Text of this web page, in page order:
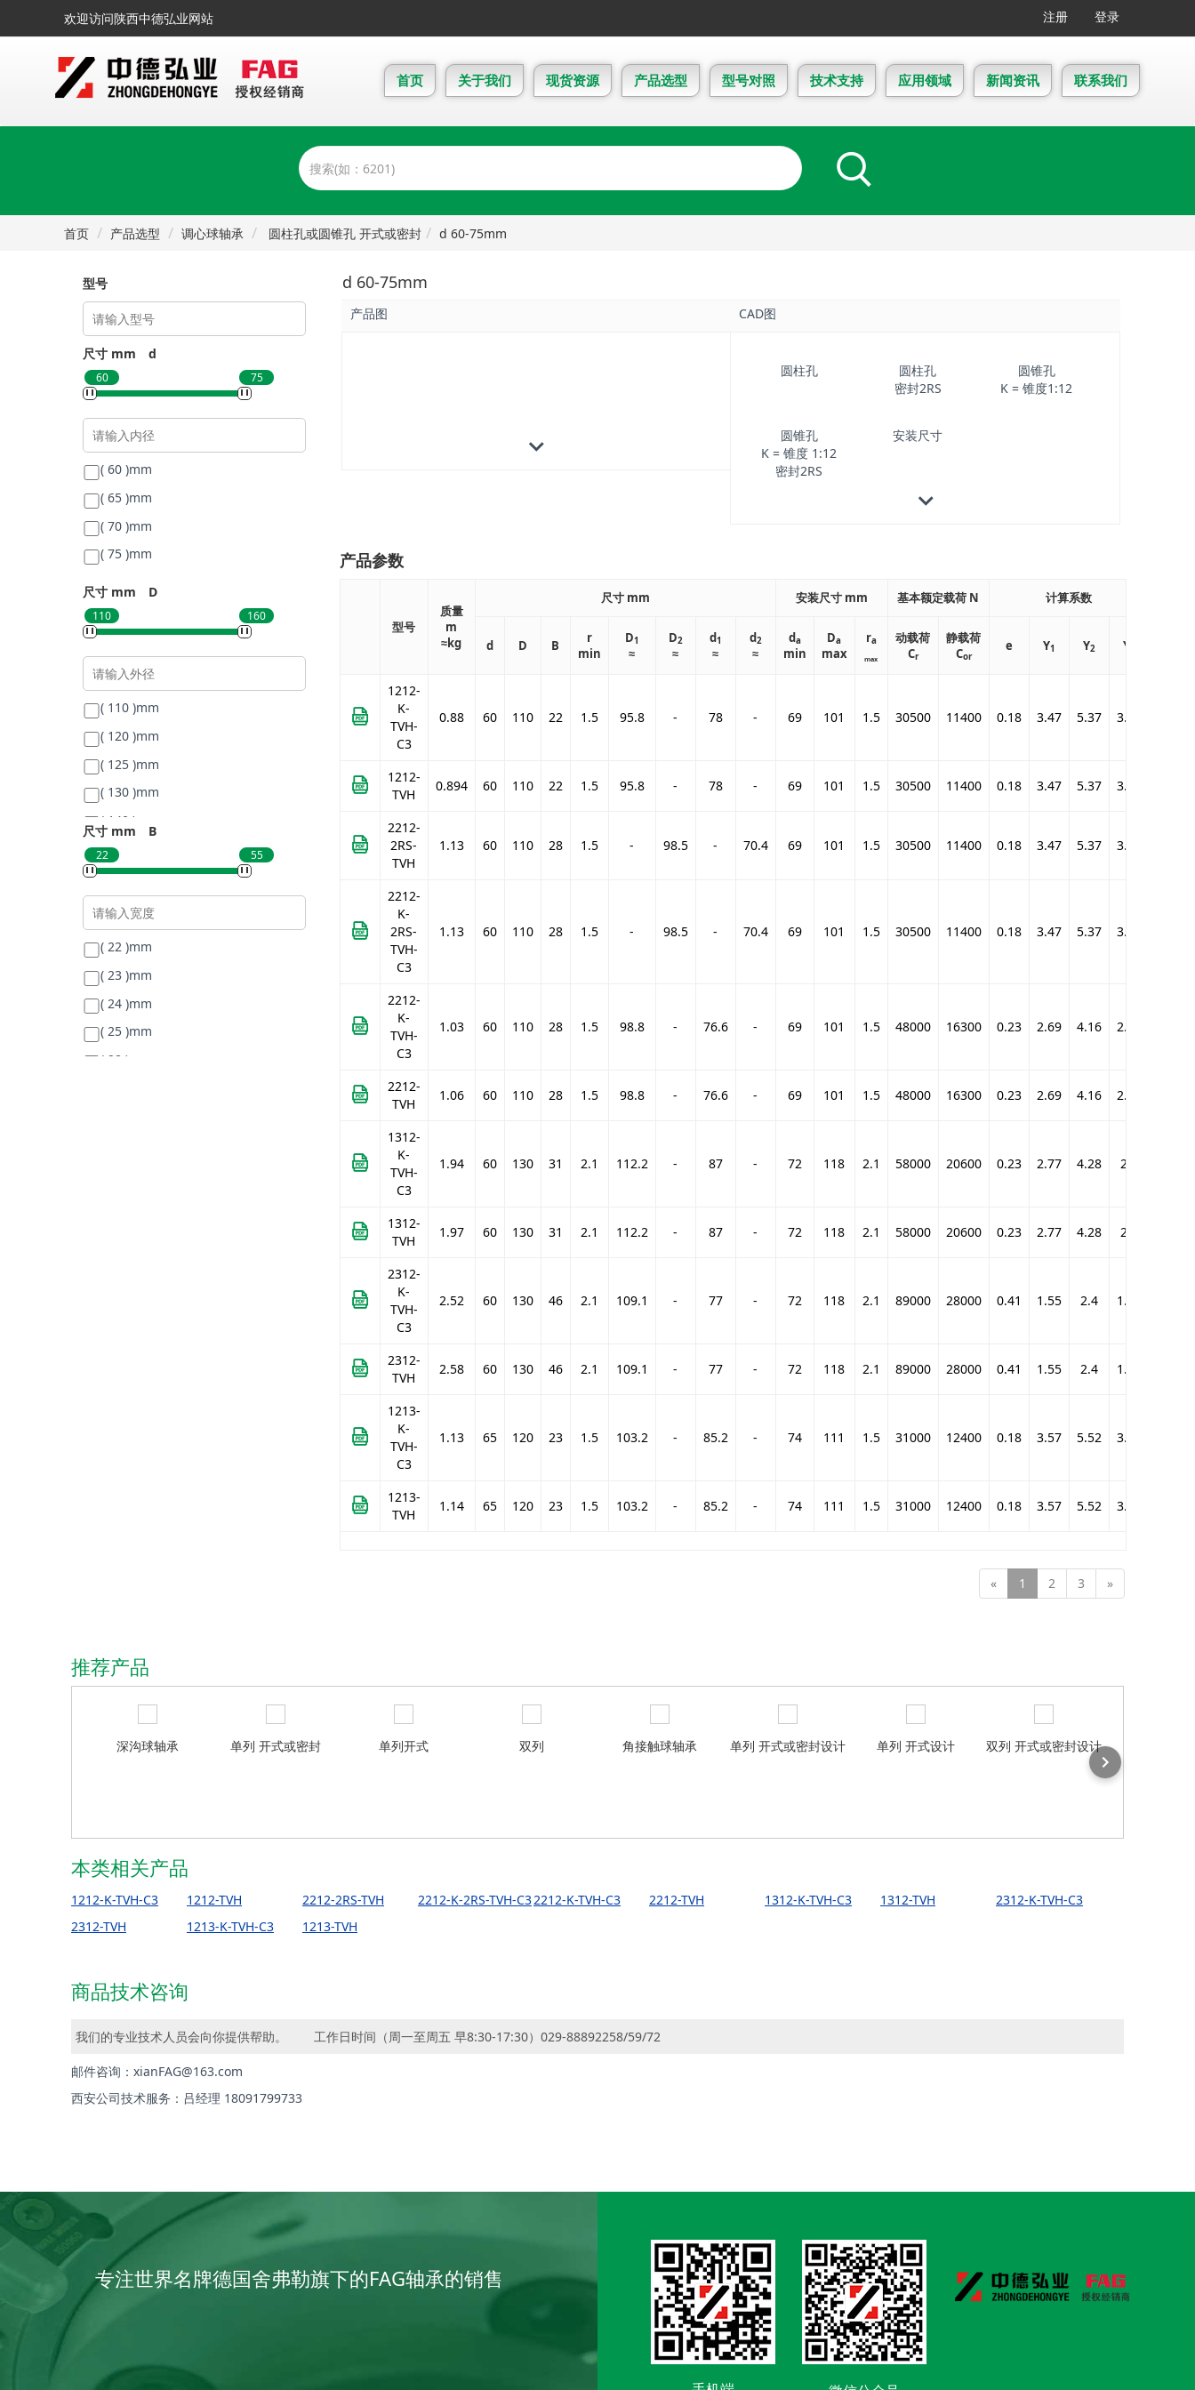
欢迎访问陕西中德弘业网站 注册 登录
首页 关于我们 现货资源 产品选型 型号对照 技术支持 应用领域 新闻资讯 联系我们
首页 产品选型 调心球轴承 圆柱孔或圆锥孔 开式或密封 d 60-75mm
型号
尺寸 mm d
60 75
( 60 )mm
( 65 )mm
( 70 )mm
( 75 )mm
尺寸 mm D
110 160
( 110 )mm
( 120 )mm
( 125 )mm
( 130 )mm
( 140 )
( 150 )
( 160 )mm
尺寸 mm B
22 55
( 22 )mm
( 23 )mm
( 24 )mm
( 25 )mm
( 28 )
d 60-75mm
产品图 CAD图
圆柱孔
圆柱孔
密封2RS
圆锥孔
K = 锥度1:12
圆锥孔
K = 锥度 1:12
密封2RS
安装尺寸
产品参数
型号
质量
m
≈kg
尺寸 mm 安装尺寸 mm 基本额定载荷 N 计算系数
d D B
r
min
D1
≈
D2
≈
d1
≈
d2
≈
da
min
Da
max
ra
max
动载荷
Cr
静载荷
Cor
e Y1 Y2 Y
1212-
K-
TVH-
C3
0.88 60 110 22 1.5 95.8 - 78 - 69 101 1.5 30500 11400 0.18 3.47 5.37 3.64
1212-
TVH
0.894 60 110 22 1.5 95.8 - 78 - 69 101 1.5 30500 11400 0.18 3.47 5.37 3.64
2212-
2RS-
TVH
1.13 60 110 28 1.5 - 98.5 - 70.4 69 101 1.5 30500 11400 0.18 3.47 5.37 3.64
2212-
K-
2RS-
TVH-
C3
1.13 60 110 28 1.5 - 98.5 - 70.4 69 101 1.5 30500 11400 0.18 3.47 5.37 3.64
2212-
K-
TVH-
C3
1.03 60 110 28 1.5 98.8 - 76.6 - 69 101 1.5 48000 16300 0.23 2.69 4.16 2.82
2212-
TVH
1.06 60 110 28 1.5 98.8 - 76.6 - 69 101 1.5 48000 16300 0.23 2.69 4.16 2.82
1312-
K-
TVH-
C3
1.94 60 130 31 2.1 112.2 - 87 - 72 118 2.1 58000 20600 0.23 2.77 4.28 2.9
1312-
TVH
1.97 60 130 31 2.1 112.2 - 87 - 72 118 2.1 58000 20600 0.23 2.77 4.28 2.9
2312-
K-
TVH-
C3
2.52 60 130 46 2.1 109.1 - 77 - 72 118 2.1 89000 28000 0.41 1.55 2.4 1.62
2312-
TVH
2.58 60 130 46 2.1 109.1 - 77 - 72 118 2.1 89000 28000 0.41 1.55 2.4 1.62
1213-
K-
TVH-
C3
1.13 65 120 23 1.5 103.2 - 85.2 - 74 111 1.5 31000 12400 0.18 3.57 5.52 3.74
1213-
TVH
1.14 65 120 23 1.5 103.2 - 85.2 - 74 111 1.5 31000 12400 0.18 3.57 5.52 3.74
« 1 2 3 »
推荐产品
深沟球轴承 单列 开式或密封 单列开式 双列 角接触球轴承 单列 开式或密封设计 单列 开式设计 双列 开式或密封设计
本类相关产品
1212-K-TVH-C3 1212-TVH 2212-2RS-TVH 2212-K-2RS-TVH-C32212-K-TVH-C3 2212-TVH 1312-K-TVH-C3 1312-TVH
2312-K-TVH-C3
2312-TVH
1213-K-TVH-C3 1213-TVH
商品技术咨询
我们的专业技术人员会向你提供帮助。 工作日时间（周一至周五 早8:30-17:30）029-88892258/59/72
邮件咨询：xianFAG@163.com
西安公司技术服务：吕经理 18091799733
专注世界名牌德国舍弗勒旗下的FAG轴承的销售